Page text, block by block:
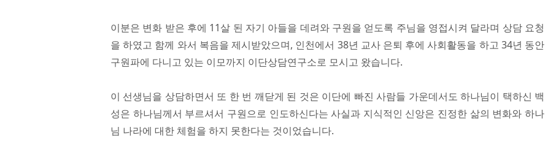
이분은 변화 받은 후에 11살 된 자기 아들을 데려와 구원을 얻도록 주님을 영접시켜 달라며 상담 요청
을 하였고 함께 와서 복음을 제시받았으며, 인천에서 38년 교사 은퇴 후에 사회활동을 하고 34년 동안
구원파에 다니고 있는 이모까지 이단상담연구소로 모시고 왔습니다.
이 선생님을 상담하면서 또 한 번 깨닫게 된 것은 이단에 빠진 사람들 가운데서도 하나님이 택하신 백
성은 하나님께서 부르셔서 구원으로 인도하신다는 사실과 지식적인 신앙은 진정한 삶의 변화와 하나
님 나라에 대한 체험을 하지 못한다는 것이었습니다.